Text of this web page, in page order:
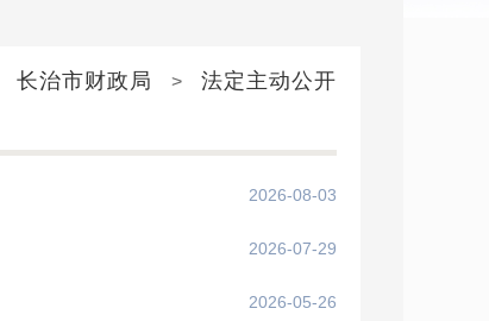
长治市财政局 >
法定主动公开
2026-08-03
2026-07-29
2026-05-26